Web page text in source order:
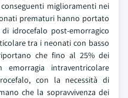
miglioramenti nei
prematuri hanno portato
idrocefalo post-emorragico
tra i neonati con basso
che fino al 25% dei
intraventricolare
con la necessità di
che la sopravvivenza dei